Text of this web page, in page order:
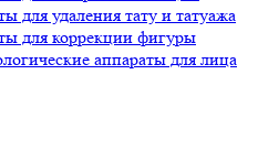
для удаления тату и татуажа
для коррекции фигуры
аппараты для лица